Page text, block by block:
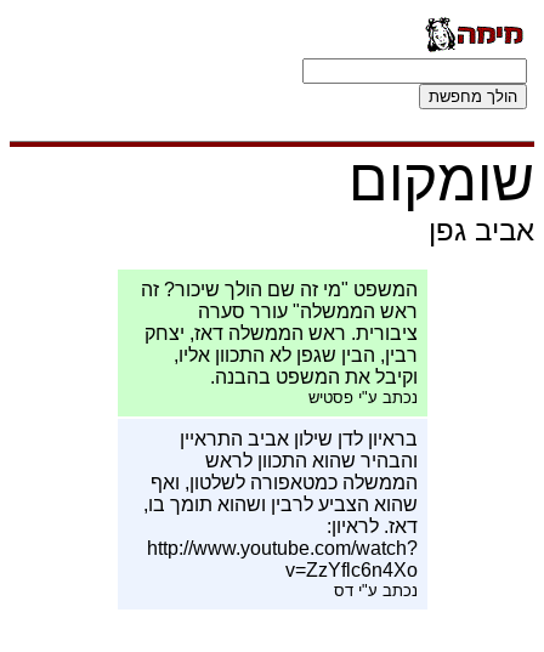
שומקום
אביב גפן
המשפט "מי זה שם הולך שיכור? זה
ראש הממשלה" עורר סערה
ציבורית. ראש הממשלה דאז, יצחק
רבין, הבין שגפן לא התכוון אליו,
וקיבל את המשפט בהבנה.
נכתב ע"י פסטיש
בראיון לדן שילון אביב התראיין
והבהיר שהוא התכוון לראש
הממשלה כמטאפורה לשלטון, ואף
שהוא הצביע לרבין ושהוא תומך בו,
דאז. לראיון:
http://www.youtube.com/watch?
v=ZzYflc6n4Xo
נכתב ע"י דס